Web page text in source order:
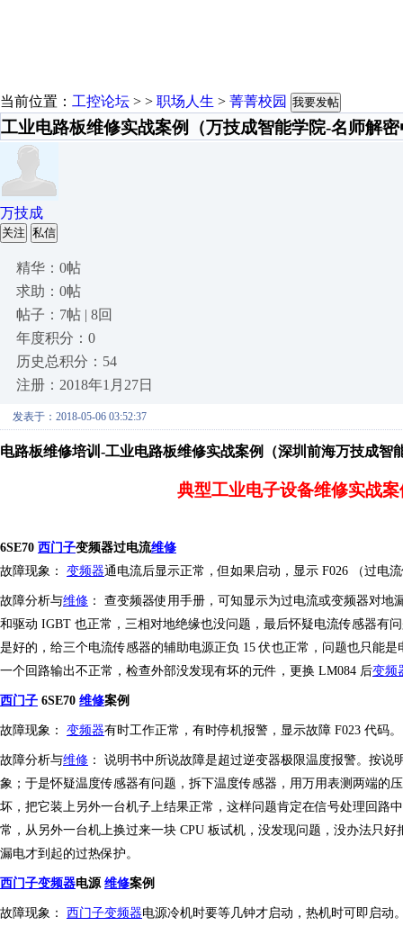
当前位置： 工控论坛 > > 职场人生 > 菁菁校园 我要发帖
工业电路板维修实战案例（万技成智能学院-名师解
万技成
关注 私信
精华：0帖
求助：0帖
帖子：7帖 | 8回
年度积分：0
历史总积分：54
注册：2018年1月27日
发表于：2018-05-06 03:52:37
电路板维修培训-工业电路板维修实战案例（深圳前海万技成智
典型工业电子设备维修实战案
6SE70 西门子变频器过电流维修
故障现象：
变频器通电流后显示正常，但如果启动，显示 F026 （过电
故障分析与维修 ：
查变频器使用手册，可知显示为过电流或变频器对
和驱动 IGBT 也正常，三相对地绝缘也没问题，最后怀疑电流传感器有
是好的，给三个电流传感器的辅助电源正负 15 伏也正常，问题也只能
一个回路输出不正常，检查外部没发现有坏的元件，更换 LM084 后变频
西门子 6SE70 维修案例
故障现象： 变频器有时工作正常，有时停机报警，显示故障 F023 代码。
故障分析与维修 ： 说明书中所说故障是超过逆变器极限温度报警。按说
象 ； 于是怀疑温度传感器有问题，拆下温度传感器，用万用表测两端的
坏，把它装上另外一台机子上结果正常，这样问题肯定在信号处理回路
常，从另外一台机上换过来一块 CPU 板试机，没发现问题，没办法只
漏电才到起的过热保护。
西门子变频器电源 维修案例
故障现象： 西门子变频器电源冷机时要等几钟才启动，热机时可即启动